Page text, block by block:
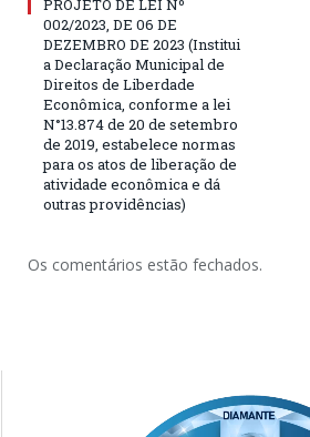
PROJETO DE LEI Nº
002/2023, DE 06 DE
DEZEMBRO DE 2023 (Institui
a Declaração Municipal de
Direitos de Liberdade
Econômica, conforme a lei
N°13.874 de 20 de setembro
de 2019, estabelece normas
para os atos de liberação de
atividade econômica e dá
outras providências)
Os comentários estão fechados.